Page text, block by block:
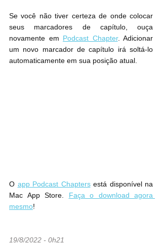
Se você não tiver certeza de onde colocar
seus marcadores de capítulo, ouça
novamente em Podcast Chapter. Adicionar
um novo marcador de capítulo irá soltá-lo
automaticamente em sua posição atual.
O app Podcast Chapters está disponível na
Mac App Store. Faça o download agora
mesmo!
19/8/2022 - 0h21